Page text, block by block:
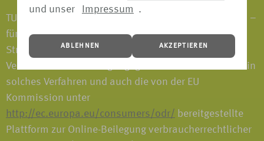
und unser
Impressum .
ABLEHNEN AKZEPTIEREN
TUI Deutschland GmbH nimmt derzeit nicht an einem –
für sie freiwilligen – Verfahren zur alternativen
Streitbeilegung nach dem
Verbraucherstreitbeilegungsgesetz teil. Daher kann ein
solches Verfahren und auch die von der EU
Kommission unter
http://ec.europa.eu/consumers/odr/ bereitgestellte
Plattform zur Online-Beilegung verbraucherrechtlicher